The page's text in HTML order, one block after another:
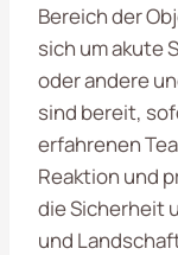
Bereich der
sich um akute
oder andere
sind bereit,
erfahrenen
Reaktion und
die Sicherheit
und